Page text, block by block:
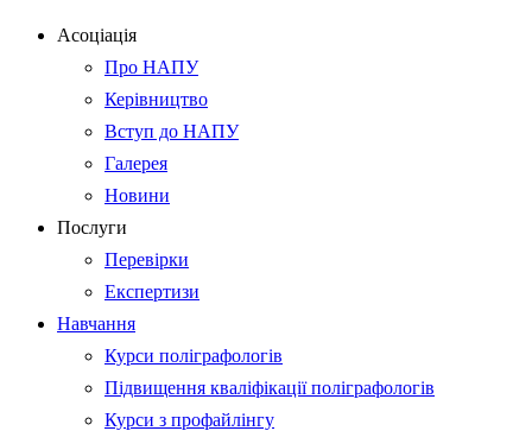
Асоціація
Про НАПУ
Керівництво
Вступ до НАПУ
Галерея
Новини
Послуги
Перевірки
Експертизи
Навчання
Курси поліграфологів
Підвищення кваліфікації поліграфологів
Курси з профайлінгу